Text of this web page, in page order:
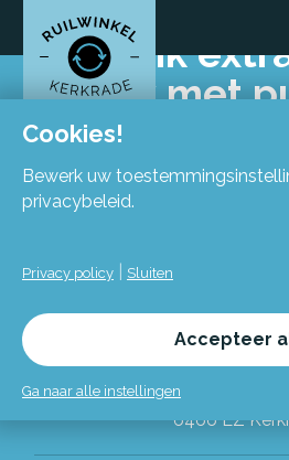
Betaal ik
ook met
Flexiforum
(bij binnenkomst grote
6466 LZ
Cookies!
Bewerk uw
privacybeleid.
Privacy policy Sluiten
Accepteer
Ga naar alle instellingen